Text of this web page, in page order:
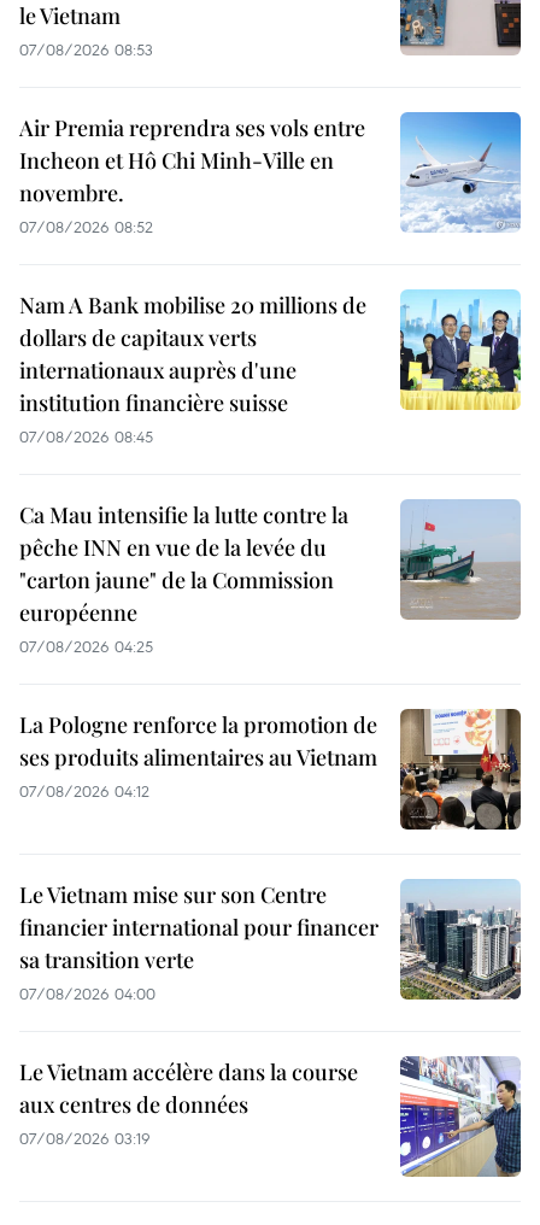
le Vietnam
07/08/2026 08:53
Air Premia reprendra ses vols entre
Incheon et Hô Chi Minh-Ville en
novembre.
07/08/2026 08:52
Nam A Bank mobilise 20 millions de
dollars de capitaux verts
internationaux auprès d'une
institution financière suisse
07/08/2026 08:45
Ca Mau intensifie la lutte contre la
pêche INN en vue de la levée du
"carton jaune" de la Commission
européenne
07/08/2026 04:25
La Pologne renforce la promotion de
ses produits alimentaires au Vietnam
07/08/2026 04:12
Le Vietnam mise sur son Centre
financier international pour financer
sa transition verte
07/08/2026 04:00
Le Vietnam accélère dans la course
aux centres de données
07/08/2026 03:19